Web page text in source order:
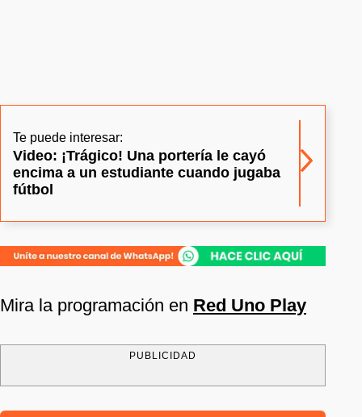
Te puede interesar:
Video: ¡Trágico! Una portería le cayó
encima a un estudiante cuando jugaba
fútbol
Mira la programación en Red Uno Play
PUBLICIDAD